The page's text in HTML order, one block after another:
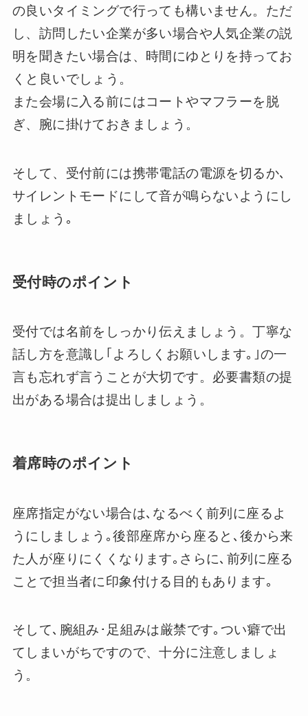
の良いタイミングで行っても構いません。ただ
し、訪問したい企業が多い場合や人気企業の説
明を聞きたい場合は、時間にゆとりを持ってお
くと良いでしょう。
また会場に入る前にはコートやマフラーを脱
ぎ、腕に掛けておきましょう。
そして、受付前には携帯電話の電源を切るか､
サイレントモードにして音が鳴らないようにし
ましょう｡
受付時のポイント
受付では名前をしっかり伝えましょう。丁寧な
話し方を意識し｢よろしくお願いします｡｣の一
言も忘れず言うことが大切です。必要書類の提
出がある場合は提出しましょう。
着席時のポイント
座席指定がない場合は､なるべく前列に座るよ
うにしましょう｡後部座席から座ると､後から来
た人が座りにくくなります｡さらに､前列に座る
ことで担当者に印象付ける目的もあります｡
そして､腕組み･足組みは厳禁です｡つい癖で出
てしまいがちですので、十分に注意しましょ
う。